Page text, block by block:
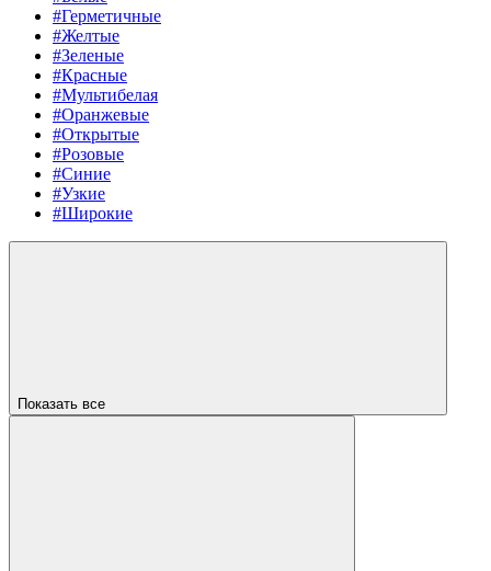
#Герметичные
#Желтые
#Зеленые
#Красные
#Мультибелая
#Оранжевые
#Открытые
#Розовые
#Синие
#Узкие
#Широкие
Показать все